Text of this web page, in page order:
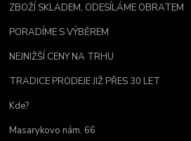
ZBOŽÍ SKLADEM, ODESÍLÁME OBRATEM
PORADÍME S VÝBĚREM
NEJNIŽŠÍ CENY NA TRHU
TRADICE PRODEJE JIŽ PŘES 30 LET
Kde?
Masarykovo nám. 66